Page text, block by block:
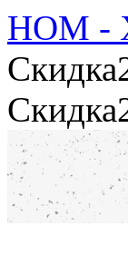
НОМ -
Скидка
Скидка